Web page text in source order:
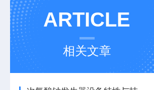
ARTICLE
相关文章